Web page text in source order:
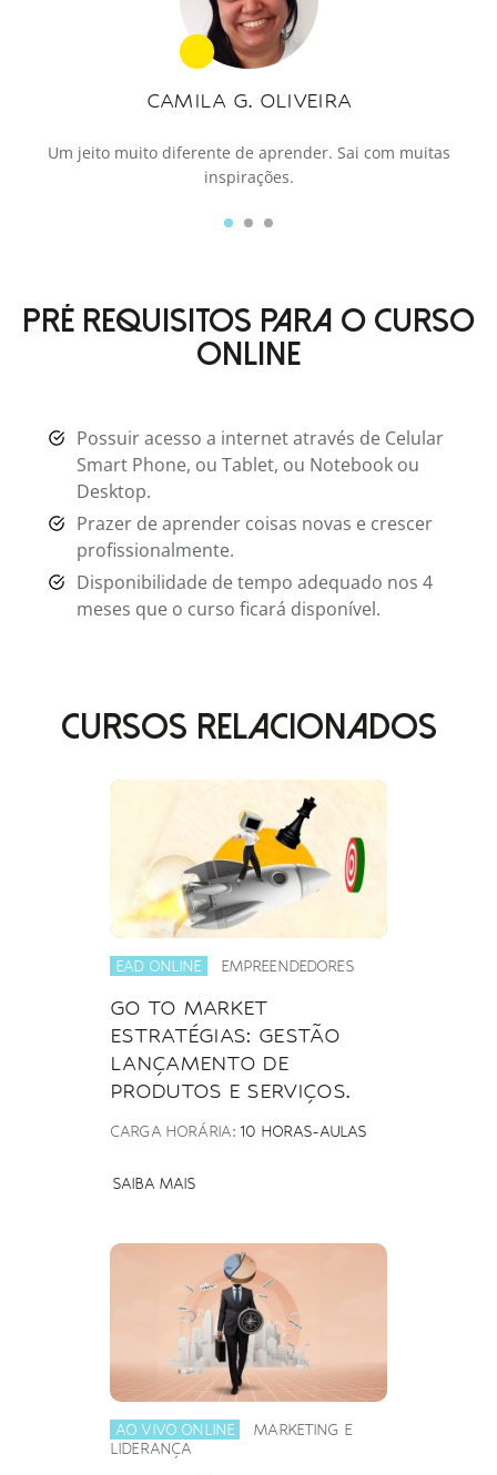
CAMILA G. OLIVEIRA
Um jeito muito diferente de aprender. Sai com muitas
inspirações.
PRÉ REQUISITOS PARA O CURSO
ONLINE
Possuir acesso a internet através de Celular
Smart Phone, ou Tablet, ou Notebook ou
Desktop.
Prazer de aprender coisas novas e crescer
profissionalmente.
Disponibilidade de tempo adequado nos 4
meses que o curso ficará disponível.
CURSOS RELACIONADOS
EAD ONLINE EMPREENDEDORES
GO TO MARKET
ESTRATÉGIAS: GESTÃO
LANÇAMENTO DE
PRODUTOS E SERVIÇOS.
CARGA HORÁRIA: 10 HORAS-AULAS
SAIBA MAIS
AO VIVO ONLINE
MARKETING E
LIDERANÇA